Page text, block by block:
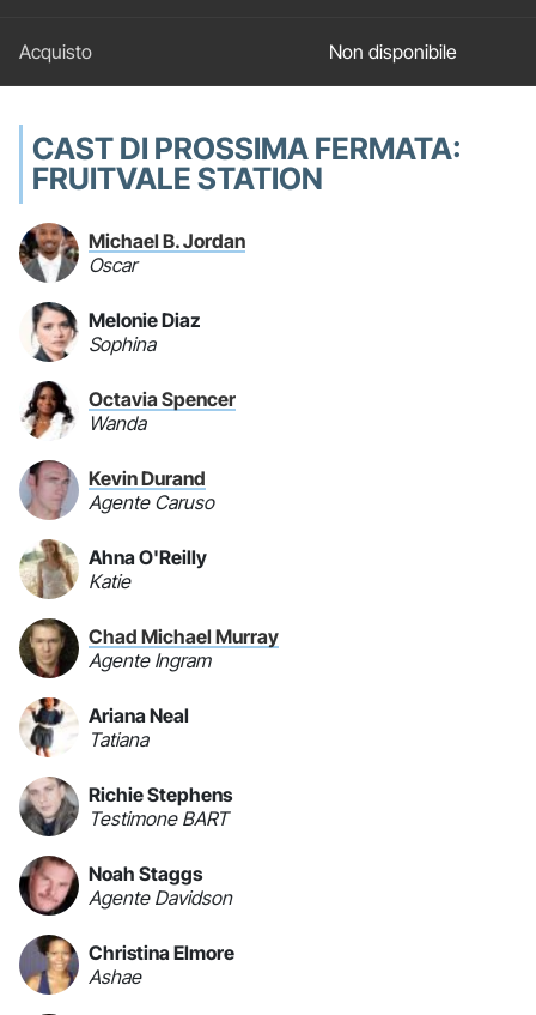
Non disponibile
CAST DI PROSSIMA FERMATA:
FRUITVALE STATION
Michael B. Jordan
Oscar
Melonie Diaz
Sophina
Octavia Spencer
Wanda
Kevin Durand
Agente Caruso
Ahna O'Reilly
Katie
Chad Michael Murray
Agente Ingram
Ariana Neal
Tatiana
Richie Stephens
Testimone BART
Noah Staggs
Agente Davidson
Christina Elmore
Ashae